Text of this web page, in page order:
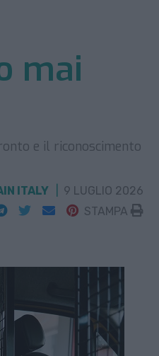
mai
e il riconoscimento
ITALY
9 LUGLIO 2026
STAMPA